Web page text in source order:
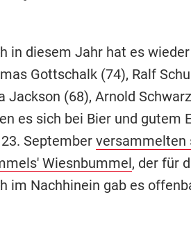
in diesem Jahr hat es wieder
Gottschalk (74), Ralf
Jackson (68), Arnold
es sich bei Bier und gutem
September versammelten
Wiesnbummel, der für
im Nachhinein gab es